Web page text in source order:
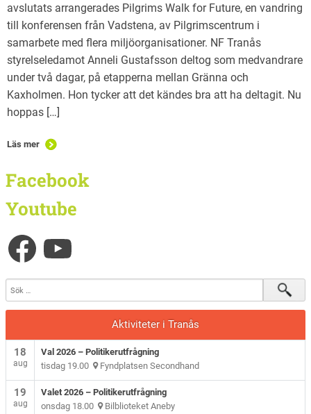
avslutats arrangerades Pilgrims Walk for Future, en vandring
till konferensen från Vadstena, av Pilgrimscentrum i
samarbete med flera miljöorganisationer. NF Tranås
styrelseledamot Anneli Gustafsson deltog som medvandrare
under två dagar, på etapperna mellan Gränna och
Kaxholmen. Hon tycker att det kändes bra att ha deltagit. Nu
hoppas […]
Läs mer
Facebook
Youtube
Aktiviteter i Tranås
18
aug
Val 2026 – Politikerutfrågning
tisdag 19.00 Fyndplatsen Secondhand
19
aug
Valet 2026 – Politikerutfrågning
onsdag 18.00 Bilblioteket Aneby